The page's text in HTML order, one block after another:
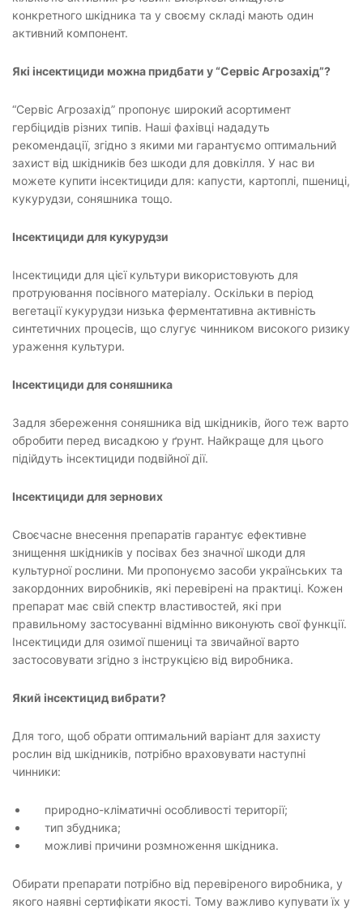
конкретного шкідника та у своєму складі мають один
активний компонент.
Які інсектициди можна придбати у “Сервіс Агрозахід”?
“Сервіс Агрозахід” пропонує широкий асортимент
гербіцидів різних типів. Наші фахівці нададуть
рекомендації, згідно з якими ми гарантуємо оптимальний
захист від шкідників без шкоди для довкілля. У нас ви
можете купити інсектициди для: капусти, картоплі, пшениці,
кукурудзи, соняшника тощо.
Інсектициди для кукурудзи
Інсектициди для цієї культури використовують для
протруювання посівного матеріалу. Оскільки в період
вегетації кукурудзи низька ферментативна активність
синтетичних процесів, що слугує чинником високого ризику
ураження культури.
Інсектициди для соняшника
Задля збереження соняшника від шкідників, його теж варто
обробити перед висадкою у ґрунт. Найкраще для цього
підійдуть інсектициди подвійної дії.
Інсектициди для зернових
Своєчасне внесення препаратів гарантує ефективне
знищення шкідників у посівах без значної шкоди для
культурної рослини. Ми пропонуємо засоби українських та
закордонних виробників, які перевірені на практиці. Кожен
препарат має свій спектр властивостей, які при
правильному застосуванні відмінно виконують свої функції.
Інсектициди для озимої пшениці та звичайної варто
застосовувати згідно з інструкцією від виробника.
Який інсектицид вибрати?
Для того, щоб обрати оптимальний варіант для захисту
рослин від шкідників, потрібно враховувати наступні
чинники:
природно-кліматичні особливості території;
тип збудника;
можливі причини розмноження шкідника.
Обирати препарати потрібно від перевіреного виробника, у
якого наявні сертифікати якості. Тому важливо купувати їх у